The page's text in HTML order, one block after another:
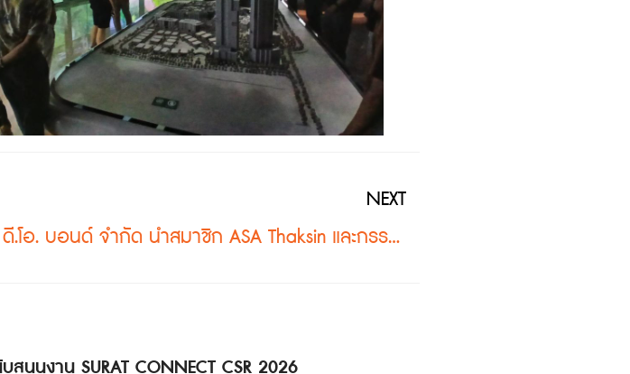
NEXT
บริษัท ดี.โอ. บอนด์ จำกัด นำสมาชิก ASA Thaksin และกรรมาธิการสถาปนิกทักษิณฯ เยี่ยมชมการติดตั้ง Buzon Pedestal System ในโครงการ One Bangkok
นงาน SURAT CONNECT CSR 2026